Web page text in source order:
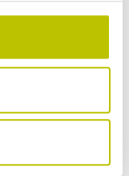
zijn en er
komen. Door het
materiaal heeft het